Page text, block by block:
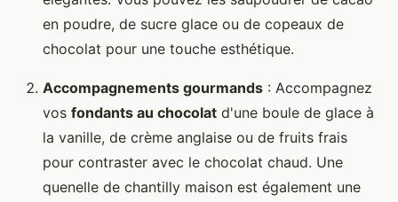
en poudre, de sucre glace ou de copeaux de
chocolat pour une touche esthétique.
Accompagnements gourmands : Accompagnez
vos fondants au chocolat d'une boule de glace à
la vanille, de crème anglaise ou de fruits frais
pour contraster avec le chocolat chaud. Une
quenelle de chantilly maison est également une